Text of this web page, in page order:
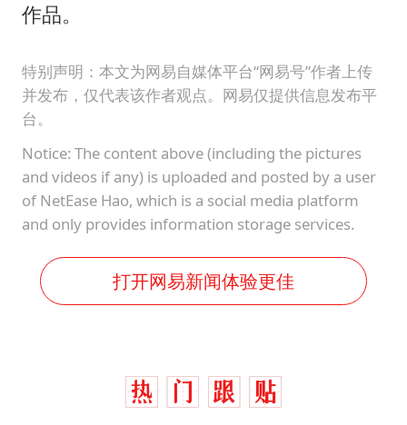
作品。
特别声明：本文为网易自媒体平台“网易号”作者上传
并发布，仅代表该作者观点。网易仅提供信息发布平
台。
Notice: The content above (including the pictures
and videos if any) is uploaded and posted by a user
of NetEase Hao, which is a social media platform
and only provides information storage services.
打开网易新闻体验更佳